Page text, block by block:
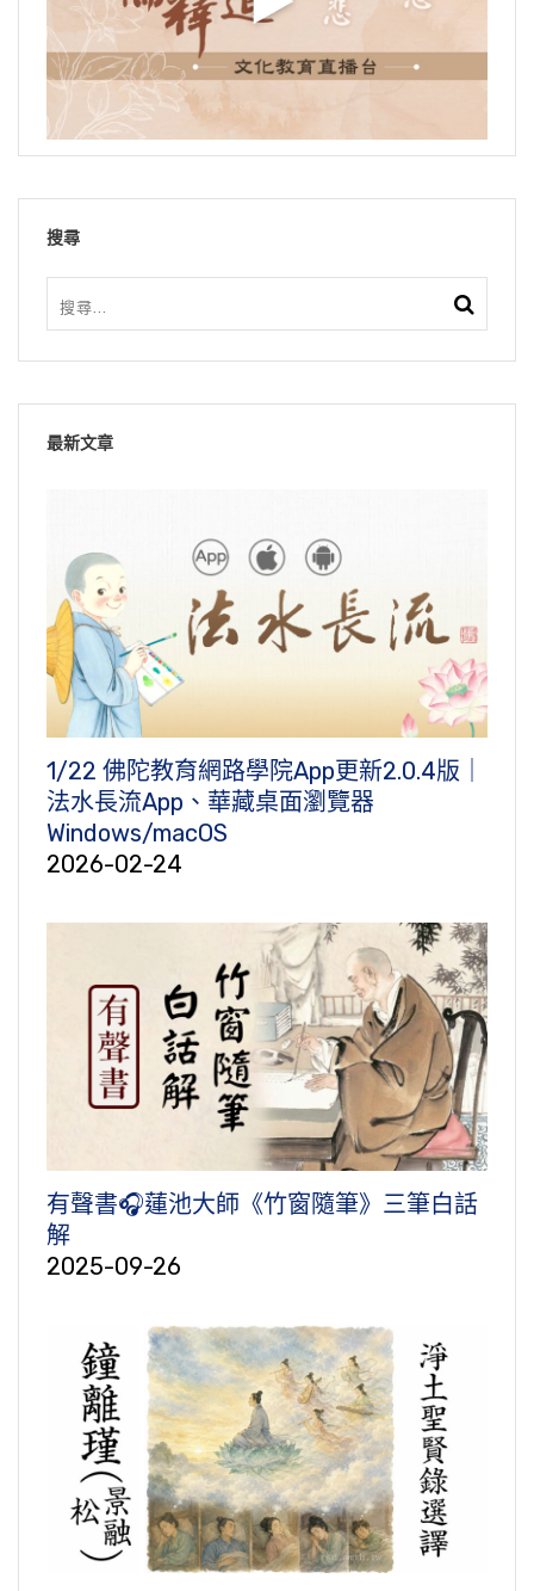
搜尋
最新文章
1/22 佛陀教育網路學院App更新2.0.4版｜
法水長流App、華藏桌面瀏覽器
Windows/macOS
2026-02-24
有聲書🎧蓮池大師《竹窗隨筆》三筆白話
解
2025-09-26